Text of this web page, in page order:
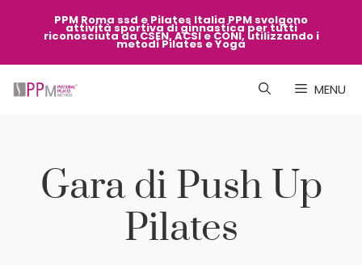
PPM Roma ssd e Pilates Italia PPM svolgono
attività sportiva di ginnastica per tutti
riconosciuta da CSEN, ACSI e CONI, utilizzando i
metodi Pilates e Yoga
MENU
Gara di Push Up
Pilates